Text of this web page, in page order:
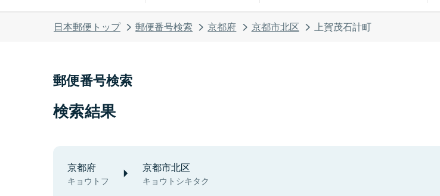
日本郵便トップ 郵便番号検索 京都府 京都市北区 上賀茂石計町
郵便番号検索
検索結果
京都府
キョウトフ
京都市北区
キョウトシキタク